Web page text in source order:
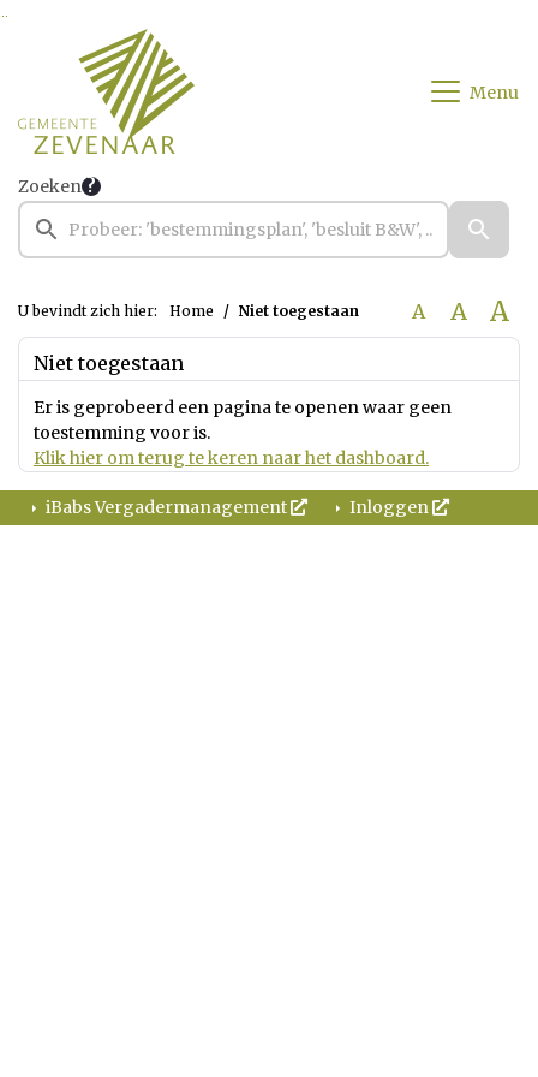
Ga naar de inhoud van deze pagina
Menu
Zoeken
U bevindt zich hier: Home Niet toegestaan A A A
Niet toegestaan
Er is geprobeerd een pagina te openen waar geen
toestemming voor is.
Klik hier om terug te keren naar het dashboard.
iBabs Vergadermanagement Inloggen